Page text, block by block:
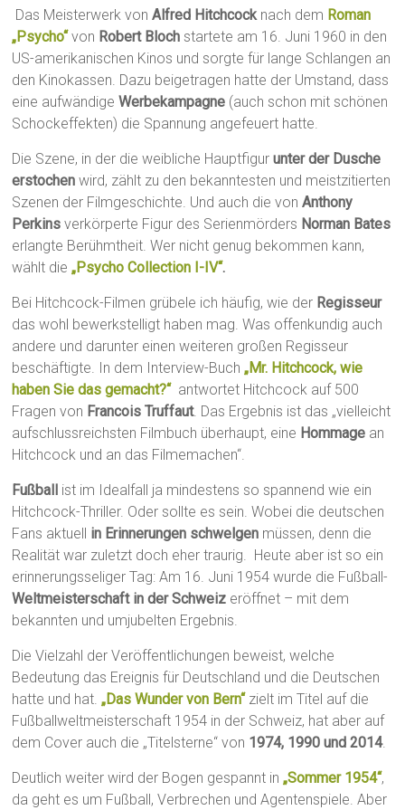
Das Meisterwerk vonAlfred Hitchcocknach dem Roman
„Psycho“ von Robert Bloch startete am 16. Juni 1960 in den
US-amerikanischen Kinos und sorgte für lange Schlangen an
den Kinokassen. Dazu beigetragen hatte der Umstand, dass
eine aufwändigeWerbekampagne (auch schon mit schönen
Schockeffekten) die Spannung angefeuert hatte.
Die Szene, in der die weibliche Hauptfigurunter der Dusche
erstochen wird, zählt zu den bekanntesten und meistzitierten
Szenen der Filmgeschichte. Und auch die vonAnthony
Perkins verkörperte Figur des Serienmörders Norman Bates
erlangte Berühmtheit. Wer nicht genug bekommen kann,
wählt die„Psycho Collection I-IV“.
Bei Hitchcock-Filmen grübele ich häufig, wie der Regisseur
das wohl bewerkstelligt haben mag. Was offenkundig auch
andere und darunter einen weiteren großen Regisseur
beschäftigte. In dem Interview-Buch„Mr. Hitchcock, wie
haben Sie das gemacht?“ antwortet Hitchcock auf 500
Fragen von Francois Truffaut. Das Ergebnis ist das „vielleicht
aufschlussreichsten Filmbuch überhaupt, eine Hommage an
Hitchcock und an das Filmemachen“.
Fußball
ist im Idealfall ja mindestens so spannend wie ein
Hitchcock-Thriller. Oder sollte es sein. Wobei die deutschen
Fans aktuell in Erinnerungen schwelgen müssen, denn die
Realität war zuletzt doch eher traurig. Heute aber ist so ein
erinnerungsseliger Tag: Am 16. Juni 1954 wurde die Fußball-
Weltmeisterschaft in der Schweiz eröffnet – mit dem
bekannten und umjubelten Ergebnis.
Die Vielzahl der Veröffentlichungen beweist, welche
Bedeutung das Ereignis für Deutschland und die Deutschen
hatte und hat.„Das Wunder von Bern“ zielt im Titel auf die
Fußballweltmeisterschaft 1954 in der Schweiz, hat aber auf
dem Cover auch die „Titelsterne“ von 1974, 1990 und 2014.
Deutlich weiter wird der Bogen gespannt in„Sommer 1954“,
da geht es um Fußball, Verbrechen und Agentenspiele. Aber